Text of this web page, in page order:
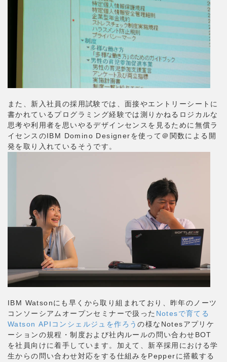
また、新入社員の採用試験では、面接やエントリーシートに
書かれているプログラミング経験では測りかねるロジカルな
思考や利用者を思いやるデザインセンスを見るために無償ラ
イセンスのIBM Domino Designerを使って＠関数による開
発を取り入れているそうです。
IBM Watsonにも早くから取り組まれており、昨年のノーツ
コンソーシアムオープンセミナーで扱った Notesで育てる
Watson APIコンシェルジュを作ろうの様なNotesアプリケ
ーションの規程・制度および社内ルールの問い合わせBOT
を社員向けに着手しています。加えて、新卒採用における学
生からの問い合わせ対応をする仕組みをPepperに搭載する